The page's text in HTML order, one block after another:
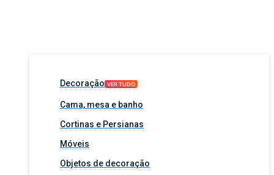
Decoração VER TUDO
Cama, mesa e banho
Cortinas e Persianas
Móveis
Objetos de decoração